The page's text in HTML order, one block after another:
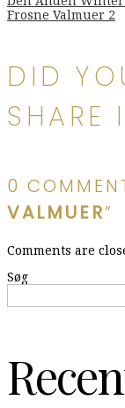
Frosne Valmuer 2
DID
SHARE
0
VALMUER”
Comments are
Søg